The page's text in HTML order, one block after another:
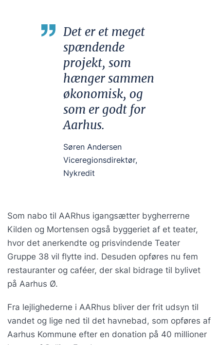
Det er et meget
spændende
projekt, som
hænger sammen
økonomisk, og
som er godt for
Aarhus.
Søren Andersen
Viceregionsdirektør,
Nykredit
Som nabo til AARhus igangsætter bygherrerne
Kilden og Mortensen også byggeriet af et teater,
hvor det anerkendte og prisvindende Teater
Gruppe 38 vil flytte ind. Desuden opføres nu fem
restauranter og caféer, der skal bidrage til bylivet
på Aarhus Ø.
Fra lejlighederne i AARhus bliver der frit udsyn til
vandet og lige ned til det havnebad, som opføres af
Aarhus Kommune efter en donation på 40 millioner